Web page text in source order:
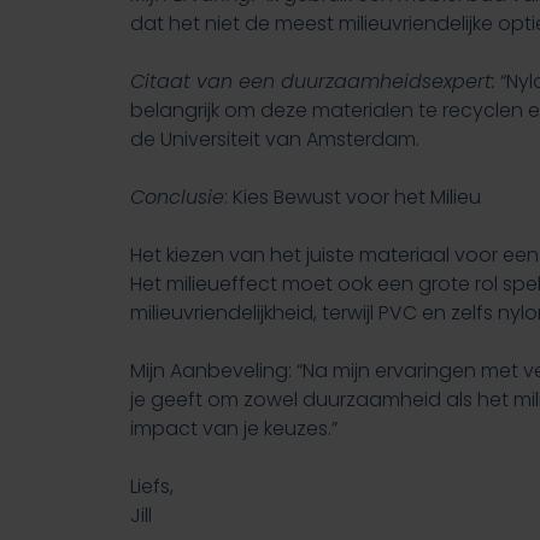
t
e
dat het niet de meest milieuvriendelijke
Citaat van een duurzaamheidsexpert:
belangrijk om deze materialen te recyclen
de Universiteit van Amsterdam.
Conclusie: Kies Bewust voor het Milieu
Het kiezen van het juiste materiaal voor
Het milieueffect moet ook een grote rol
milieuvriendelijkheid, terwijl PVC en zelfs
Mijn Aanbeveling: “Na mijn ervaringen
je geeft om zowel duurzaamheid als het
impact van je keuzes.”
Liefs,
Jill